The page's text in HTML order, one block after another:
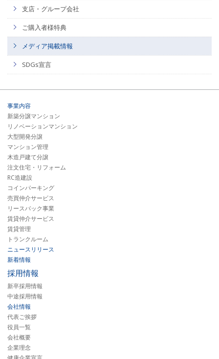
支店・グループ会社
ご購入者様特典
メディア掲載情報
SDGs宣言
事業内容
新築分譲マンション
リノベーションマンション
大型開発分譲
マンション管理
木造戸建て分譲
注文住宅・リフォーム
RC造建設
コインパーキング
売買仲介サービス
リースバック事業
賃貸仲介サービス
賃貸管理
トランクルーム
ニュースリリース
新着情報
採用情報
新卒採用情報
中途採用情報
会社情報
代表ご挨拶
役員一覧
会社概要
企業理念